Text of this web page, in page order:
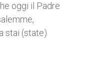
oggi il Padre
stai (state)